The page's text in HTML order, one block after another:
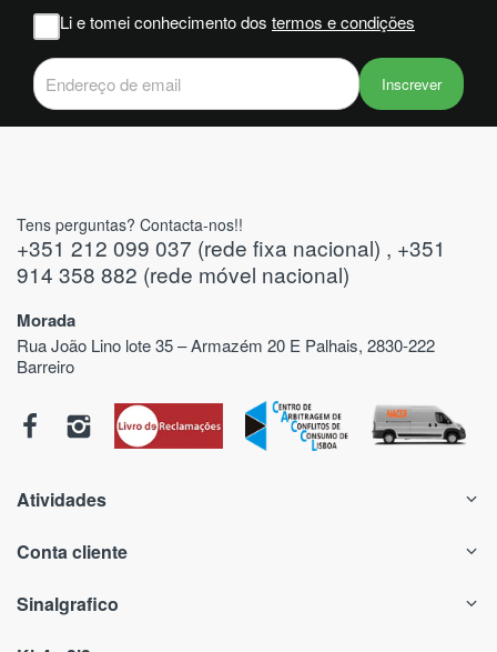
Li e tomei conhecimento dos termos e condições
Inscrever
Tens perguntas? Contacta-nos!!
+351 212 099 037 (rede fixa nacional) , +351
914 358 882 (rede móvel nacional)
Morada
Rua João Lino lote 35 – Armazém 20 E Palhais, 2830-222
Barreiro
Atividades
Conta cliente
Sinalgrafico